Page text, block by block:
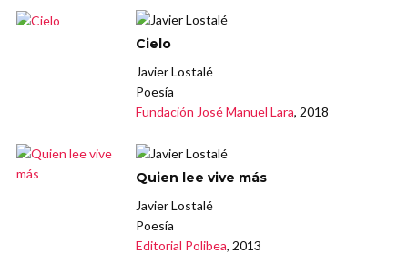
Cielo
Javier Lostalé
Poesía
Fundación José Manuel Lara, 2018
Quien lee vive más
Javier Lostalé
Poesía
Editorial Polibea, 2013